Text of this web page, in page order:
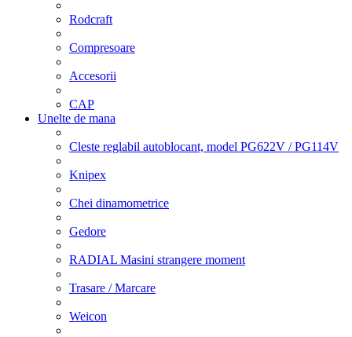
Rodcraft
Compresoare
Accesorii
CAP
Unelte de mana
Cleste reglabil autoblocant, model PG622V / PG114V
Knipex
Chei dinamometrice
Gedore
RADIAL Masini strangere moment
Trasare / Marcare
Weicon